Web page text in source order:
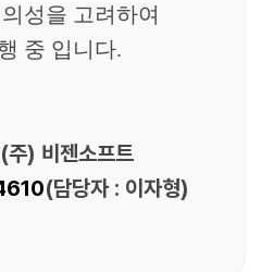
성을 고려하여
중 입니다.
주) 비젠소프트
(담당자 : 이자형)